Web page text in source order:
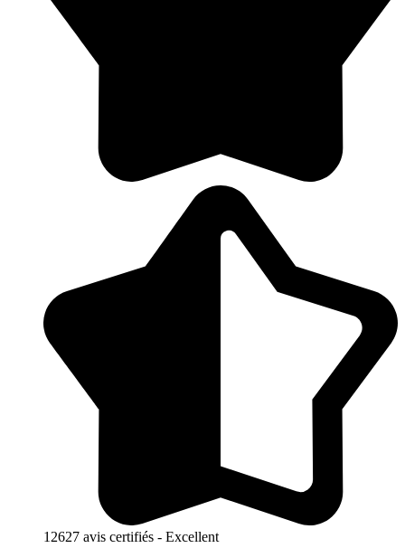
12627 avis certifiés - Excellent